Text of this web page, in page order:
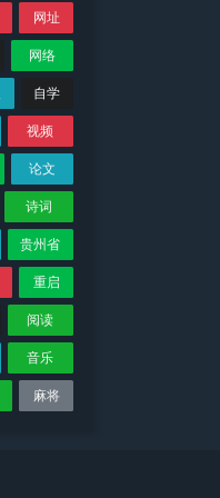
网址
网络
自学
视频
论文
诗词
贵州省
重启
阅读
音乐
麻将